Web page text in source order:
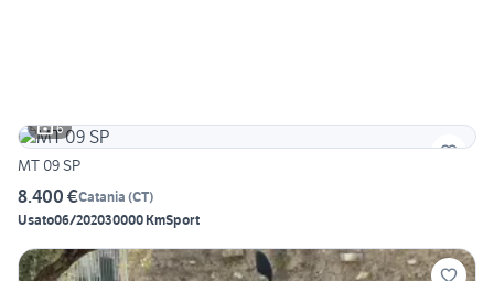
6
MT 09 SP
8.400 €Catania (CT)
Usato06/202030000 KmSport